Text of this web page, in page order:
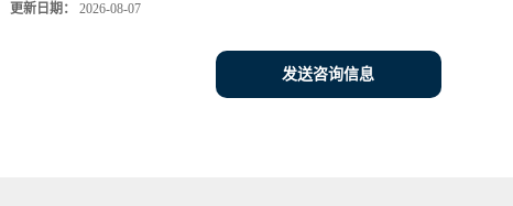
更新日期： 2026-08-07
发送咨询信息